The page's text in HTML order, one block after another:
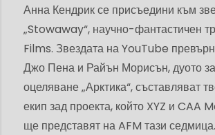
Анна Кендрик се присъедини към
„Stowaway“, научно-фантастичен
Films. Звездата на YouTube
Джо Пена и Райън Морисън, дуото
оцеляване „Арктика“, съставляват
екип зад проекта, който XYZ и CAA
ще представят на AFM тази